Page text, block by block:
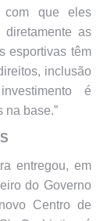
com que eles
as
esportivas têm
inclusão
é
na base.”
entregou, em
do Governo
Centro de